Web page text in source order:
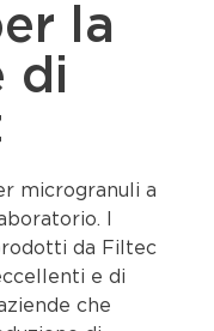
la
di
microgranuli a
I
da Filtec
e di
che